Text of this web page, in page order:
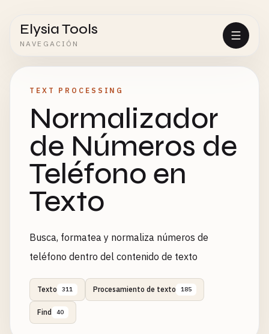
Elysia Tools
NAVEGACIÓN
TEXT PROCESSING
Normalizador
de Números de
Teléfono en
Texto
Busca, formatea y normaliza números de
teléfono dentro del contenido de texto
Texto 311 Procesamiento de texto 185
Find 40